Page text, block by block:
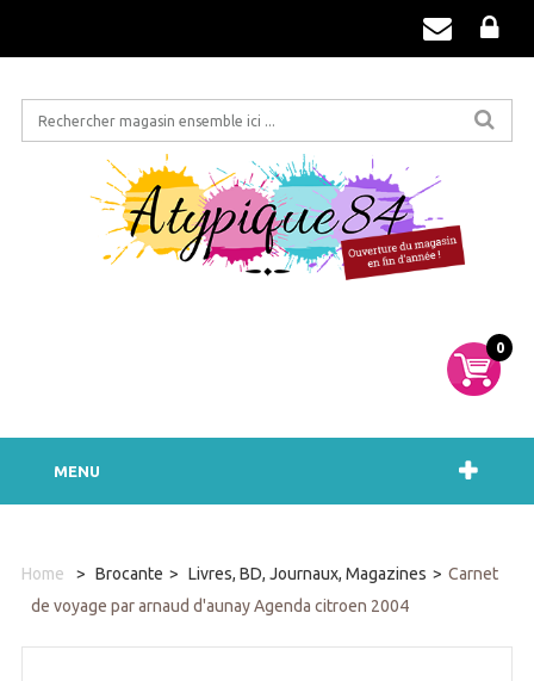
0
MENU
Home > Brocante > Livres, BD, Journaux, Magazines > Carnet
de voyage par arnaud d'aunay Agenda citroen 2004